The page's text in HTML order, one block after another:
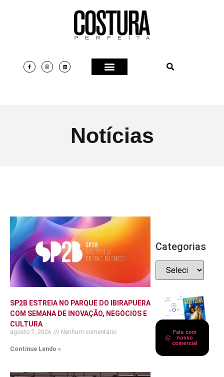
Notícias
SP2B ESTREIA NO PARQUE DO IBIRAPUERA
COM SEMANA DE INOVAÇÃO, NEGÓCIOS E
CULTURA
agosto 7, 2026 Nenhum comentário
Continue Lendo »
Categorias
Fale com
nosso
comercial